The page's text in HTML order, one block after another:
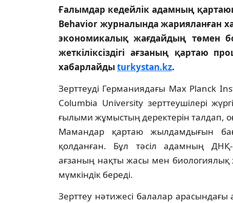
Ғалымдар кедейлік адамның
Behavior журналында жарияланған
экономикалық жағдайдың төмен
жеткіліксіздігі ағзаның қартаю
хабарлайдыturkystan.kz.
Зерттеуді Германиядағы Max Planck
Columbia University зерттеушілері
ғылыми жұмыстың деректерін талдап,
Мамандар қартаю жылдамдығын
қолданған. Бұл тәсіл адамның ДНҚ-
ағзаның нақты жасы мен
мүмкіндік береді.
Зерттеу нәтижесі балалар